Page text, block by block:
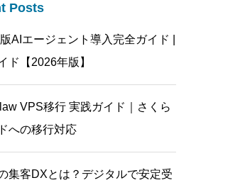
Posts
AIエージェント導入完全ガイド |
ド【2026年版】
VPS移行 実践ガイド｜さくら
への移行対応
集客DXとは？デジタルで安定受